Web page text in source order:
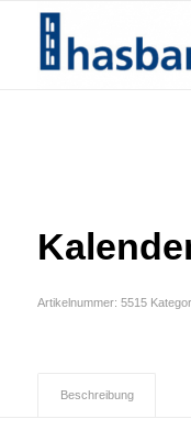
Artikelnummer: 5515
Beschreibung